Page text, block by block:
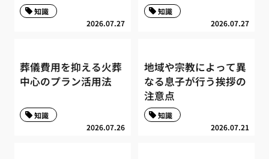
2026.07.27
知識
2026.07.27
知識
葬儀費用を抑える火葬
中心のプラン活用法
2026.07.26
知識
地域や宗教によって異
なる息子が行う挨拶の
注意点
2026.07.21
知識